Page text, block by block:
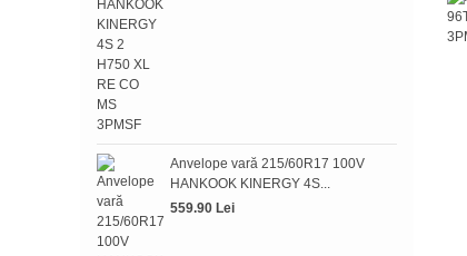
Anvelope vară 215/60R17 100V
HANKOOK KINERGY 4S...
559.90 Lei